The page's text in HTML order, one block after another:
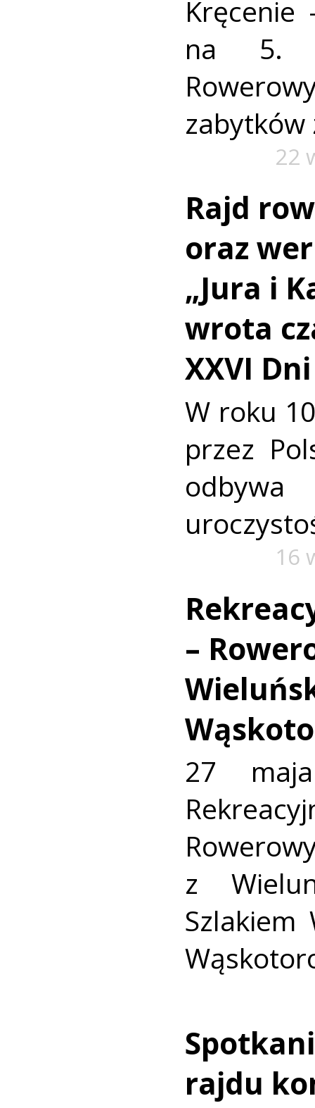
na 5.
22
Rajd
oraz
„Jura i
wrota
XXVI
W roku
przez
16
–
27
z
Szlakiem
rajdu